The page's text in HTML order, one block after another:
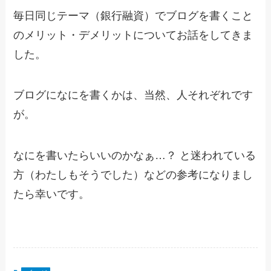
毎日同じテーマ（銀行融資）でブログを書くこと
のメリット・デメリットについてお話をしてきま
した。
ブログになにを書くかは、当然、人それぞれです
が。
なにを書いたらいいのかなぁ…？ と迷われている
方（わたしもそうでした）などの参考になりまし
たら幸いです。